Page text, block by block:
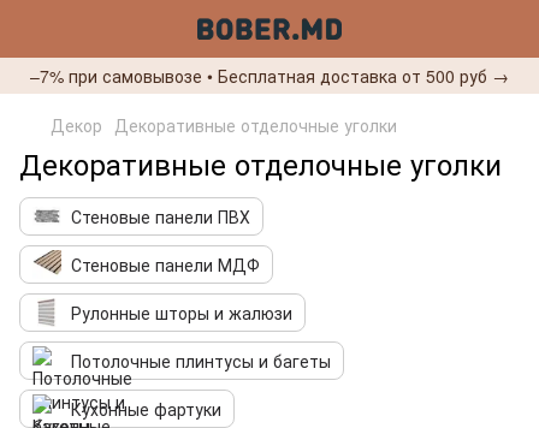
–7% при самовывозе • Бесплатная доставка от 500 руб →
Декор Декоративные отделочные уголки
Декоративные отделочные уголки
Стеновые панели ПВХ
Стеновые панели МДФ
Рулонные шторы и жалюзи
Потолочные плинтусы и багеты
Кухонные фартуки